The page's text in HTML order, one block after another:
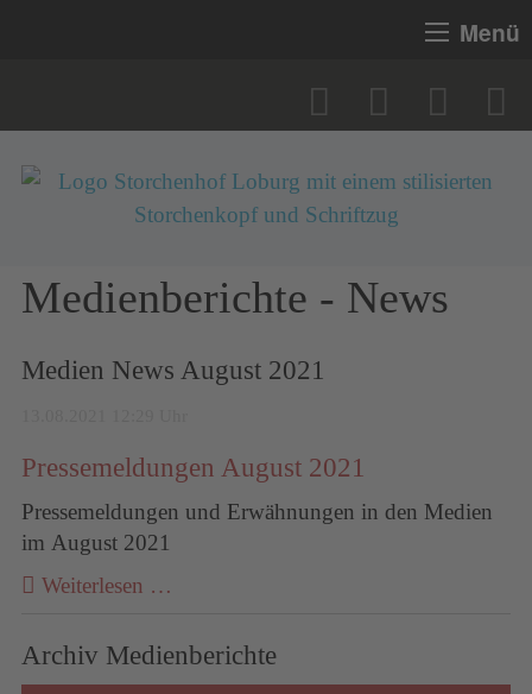
Menü
Medienberichte - News
Medien News August 2021
Pressemeldungen August 2021
Pressemeldungen und Erwähnungen in den Medien
im August 2021
Weiterlesen …
Archiv Medienberichte